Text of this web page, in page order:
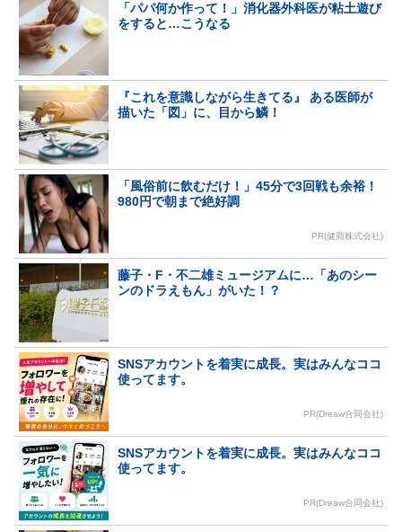
「パパ何か作って！」消化器外科医が粘土遊び
をすると…こうなる
『これを意識しながら生きてる』 ある医師が
描いた「図」に、目から鱗！
「風俗前に飲むだけ！」45分で3回戦も余裕！
980円で朝まで絶好調
PR(健商株式会社)
藤子・F・不二雄ミュージアムに…「あのシー
ンのドラえもん」がいた！？
SNSアカウントを着実に成長。実はみんなココ
使ってます。
PR(Dreaw合同会社)
SNSアカウントを着実に成長。実はみんなココ
使ってます。
PR(Dreaw合同会社)